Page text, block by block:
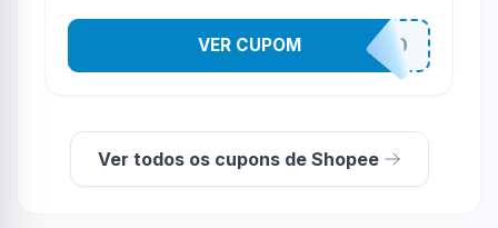
VNOXVHJFD
VER CUPOM
Ver todos os cupons de Shopee